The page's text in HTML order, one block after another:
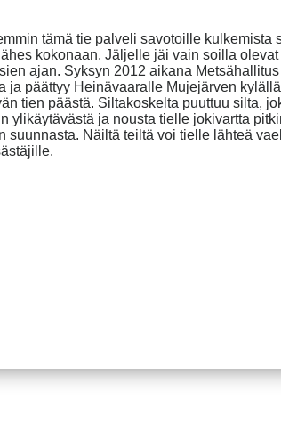
tämä tie palveli savotoille kulkemista
kokonaan. Jäljelle jäi vain soilla
ajan. Syksyn 2012 aikana
päättyy Heinävaaralle Mujejärven
tien päästä. Siltakoskelta puuttuu silta,
ja nousta tielle jokivartta
Näiltä teiltä voi tielle lähteä